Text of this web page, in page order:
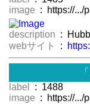
image : https://.../
description :
webサイト
:
label
: 1488
image : https://.../